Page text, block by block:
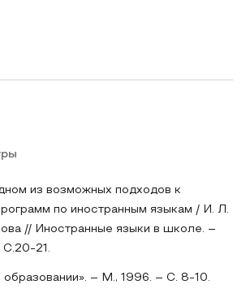
из возможных подходов к
по иностранным языкам / И. Л.
// Иностранные языки в школе. –
21.
– М., 1996. – С. 8-10.